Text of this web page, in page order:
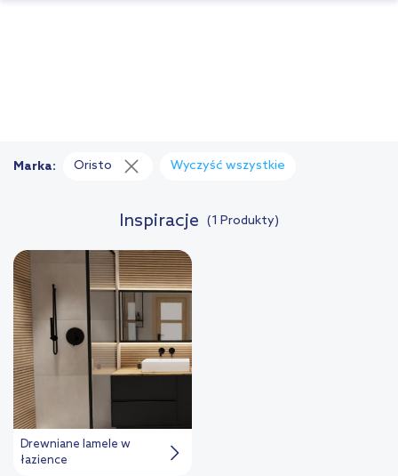
Inspiracje (1 Produkty)
Marka: Oristo Wyczyść wszystkie
Drewniane lamele w
łazience